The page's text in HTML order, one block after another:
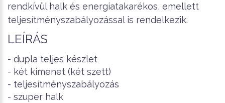
rendkívül halk és energiatakarékos, emellett
teljesítményszabályozással is rendelkezik.
LEÍRÁS
- dupla teljes készlet
- két kimenet (két szett)
- teljesítményszabályozás
- szuper halk